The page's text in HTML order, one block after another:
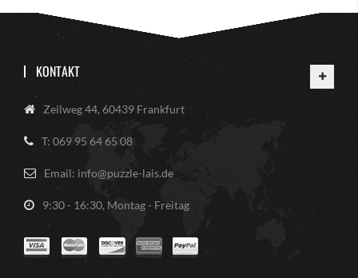
KONTAKT
Zeilweg 44, 60439 Frankfurt
T: 069 95 64 65 08
Email: info@puzzle-lais.de
9:30 - 16:30, Montag - Freitag